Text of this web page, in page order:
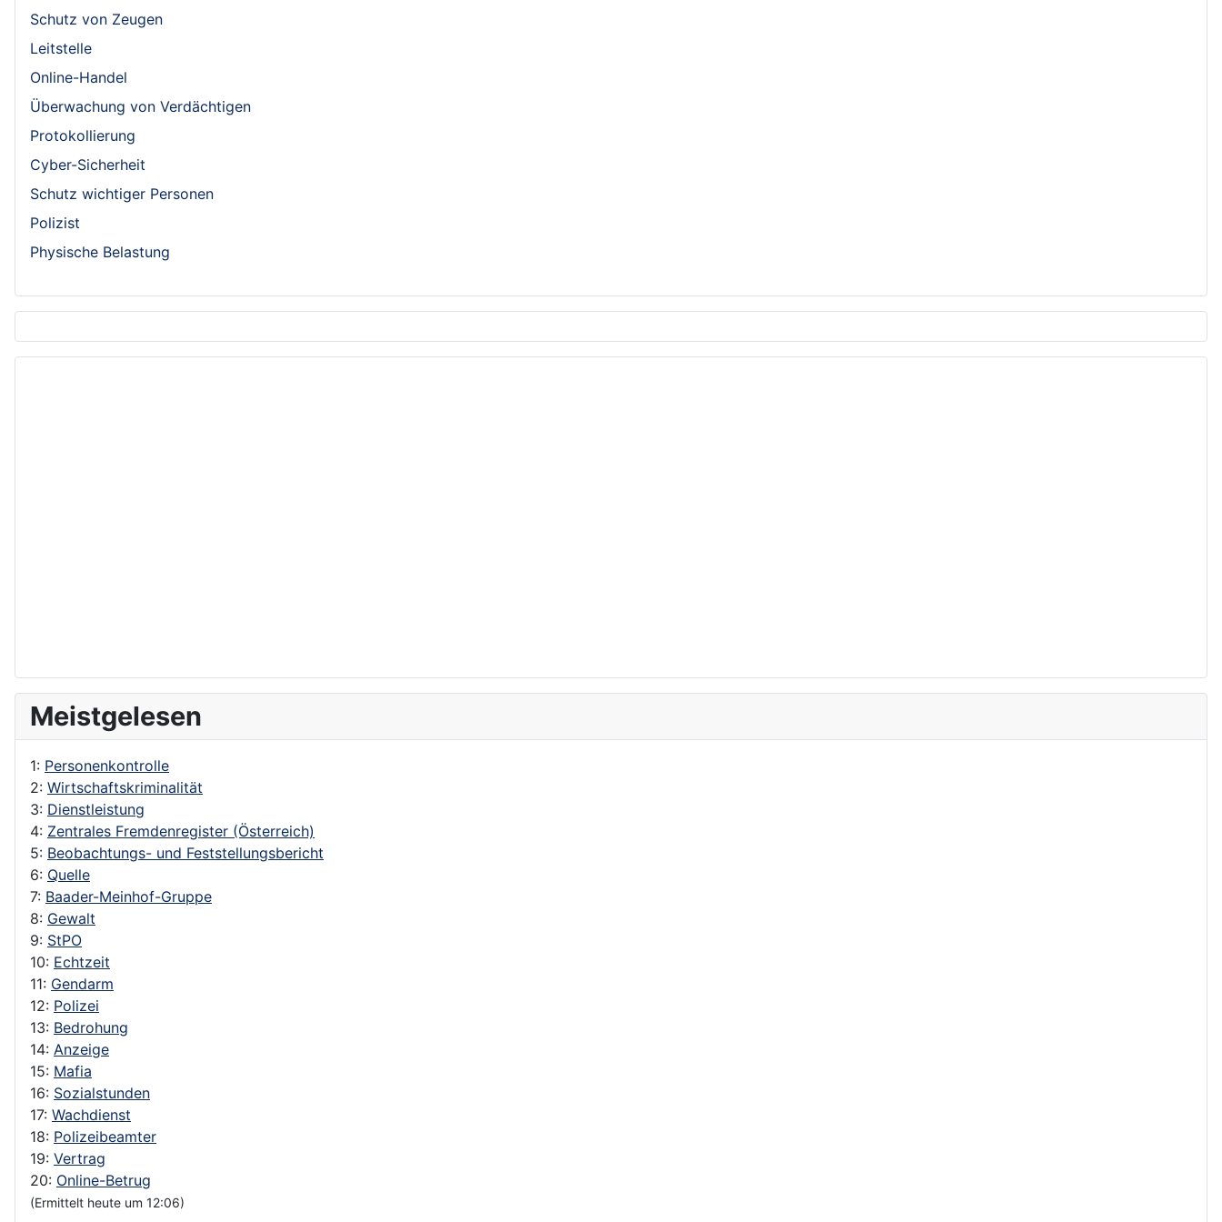
Schutz von Zeugen
Leitstelle
Online-Handel
Überwachung von Verdächtigen
Protokollierung
Cyber-Sicherheit
Schutz wichtiger Personen
Polizist
Physische Belastung
Meistgelesen
1: Personenkontrolle
2: Wirtschaftskriminalität
3: Dienstleistung
4: Zentrales Fremdenregister (Österreich)
5: Beobachtungs- und Feststellungsbericht
6: Quelle
7: Baader-Meinhof-Gruppe
8: Gewalt
9: StPO
10: Echtzeit
11: Gendarm
12: Polizei
13: Bedrohung
14: Anzeige
15: Mafia
16: Sozialstunden
17: Wachdienst
18: Polizeibeamter
19: Vertrag
20: Online-Betrug
(Ermittelt heute um 12:06)